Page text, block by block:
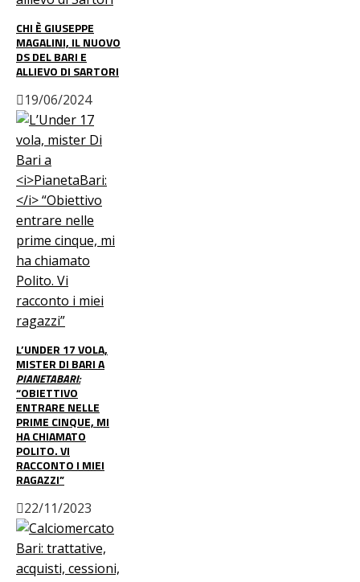
CHI È GIUSEPPE
MAGALINI, IL NUOVO
DS DEL BARI E
ALLIEVO DI SARTORI
19/06/2024
L’UNDER 17 VOLA,
MISTER DI BARI A
PIANETABARI:
“OBIETTIVO
ENTRARE NELLE
PRIME CINQUE, MI
HA CHIAMATO
POLITO. VI
RACCONTO I MIEI
RAGAZZI”
22/11/2023